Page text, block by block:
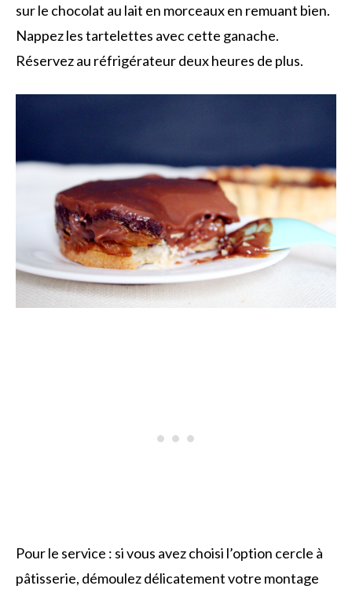
sur le chocolat au lait en morceaux en remuant bien.
Nappez les tartelettes avec cette ganache.
Réservez au réfrigérateur deux heures de plus.
Pour le service : si vous avez choisi l’option cercle à
pâtisserie, démoulez délicatement votre montage